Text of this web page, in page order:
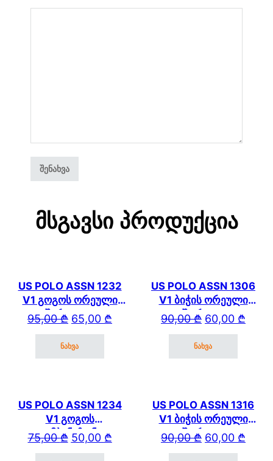
Მსგავსი Პროდუქცია
US POLO ASSN 1232
V1 გოგოს ორეული
შარვლით
95,00₾ Original price was: 95,00 ₾.
65,00 ₾
Current price is: 65,00 ₾.
ნახვა
US POLO ASSN 1306
V1 ბიჭის ორეული
შორტით
90,00₾ Original price
60,00 ₾
Current price is:
ნახვა
US POLO ASSN 1234
V1 გოგოს
კომბინეზონი
75,00₾ Original price was: 75,00 ₾.
50,00 ₾
Current price is: 50,00 ₾.
US POLO ASSN 1316
V1 ბიჭის ორეული
შორტით
90,00₾ Original price
60,00 ₾
Current price is: